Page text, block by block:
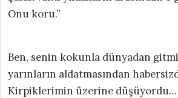
Onu koru.”
Ben, senin kokunla dünyadan
yarınların aldatmasından
Kirpiklerimin üzerine düşüyordu…